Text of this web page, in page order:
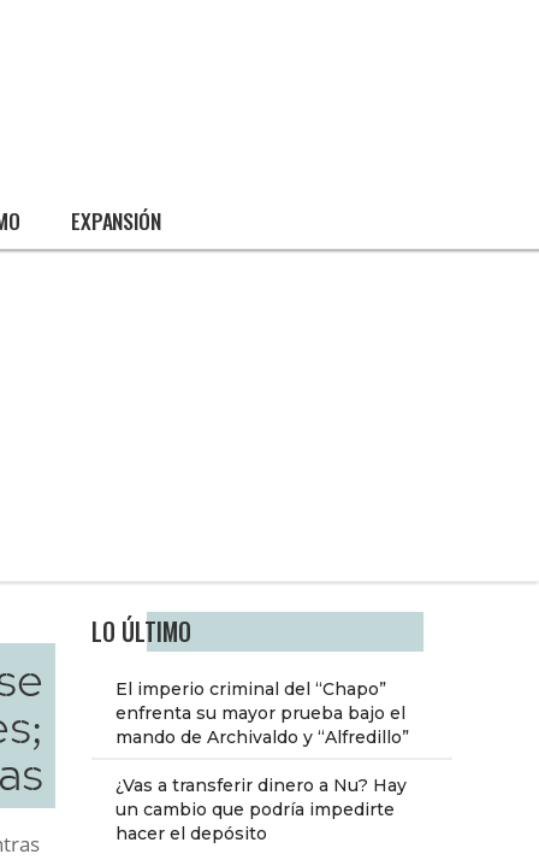
EXPANSIÓN
LO ÚLTIMO
El imperio criminal del “Chapo”
enfrenta su mayor prueba bajo el
mando de Archivaldo y “Alfredillo”
¿Vas a transferir dinero a Nu? Hay
un cambio que podría impedirte
hacer el depósito